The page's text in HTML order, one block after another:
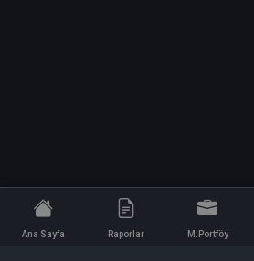
Ana Sayfa Raporlar M.Portföy